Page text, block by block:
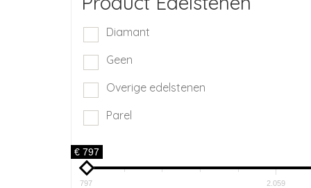
Diamant
Geen
Overige edelstenen
Parel
€ 797
797 2.059